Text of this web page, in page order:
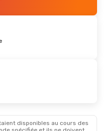
disponibles au cours des